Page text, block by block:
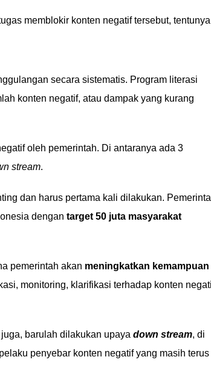
memblokir konten negatif tersebut, tentunya
secara sistematis. Program literasi
konten negatif, atau dampak yang kurang
oleh pemerintah. Di antaranya ada 3
stream.
dan harus pertama kali dilakukan.
dengan target 50 juta masyarakat
pemerintah akan meningkatkan kemampuan
monitoring, klarifikasi terhadap konten
barulah dilakukan upaya down stream, di
penyebar konten negatif yang masih terus